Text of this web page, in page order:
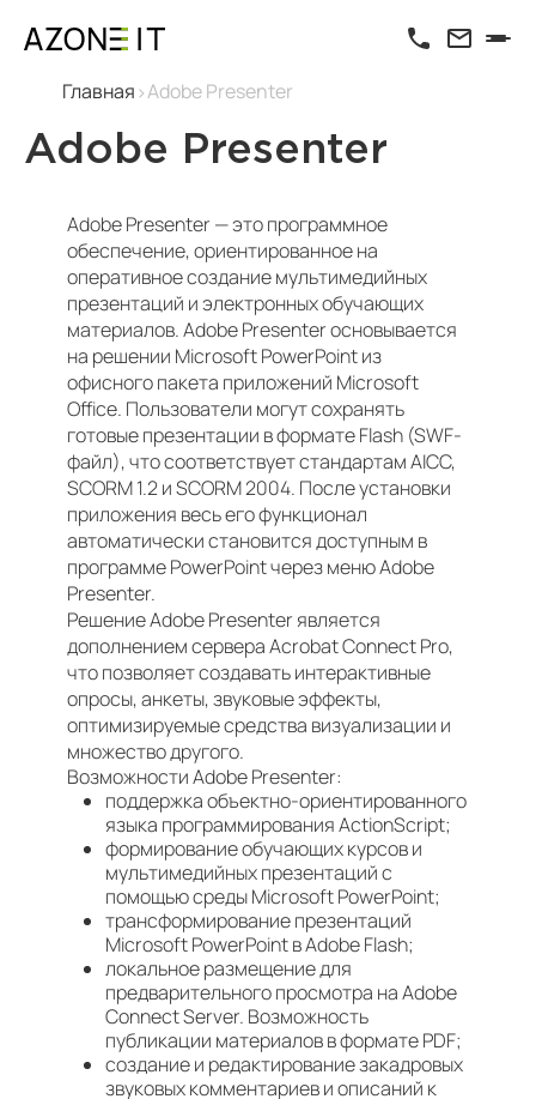
Главная Adobe Presenter
Adobe Presenter
Adobe Presenter — это программное
обеспечение, ориентированное на
оперативное создание мультимедийных
презентаций и электронных обучающих
материалов. Adobe Presenter основывается
на решении Microsoft PowerPoint из
офисного пакета приложений Microsoft
Office. Пользователи могут сохранять
готовые презентации в формате Flash (SWF-
файл), что соответствует стандартам AICC,
SCORM 1.2 и SCORM 2004. После установки
приложения весь его функционал
автоматически становится доступным в
программе PowerPoint через меню Adobe
Presenter.
Решение Adobe Presenter является
дополнением сервера Acrobat Connect Pro,
что позволяет создавать интерактивные
опросы, анкеты, звуковые эффекты,
оптимизируемые средства визуализации и
множество другого.
Возможности Adobe Presenter:
поддержка объектно-ориентированного
языка программирования ActionScript;
формирование обучающих курсов и
мультимедийных презентаций с
помощью среды Microsoft PowerPoint;
трансформирование презентаций
Microsoft PowerPoint в Adobe Flash;
локальное размещение для
предварительного просмотра на Adobe
Connect Server. Возможность
публикации материалов в формате PDF;
создание и редактирование закадровых
звуковых комментариев и описаний к